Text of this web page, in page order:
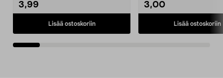
3,99
Lisää ostoskoriin
3,00
Lisää ostoskoriin